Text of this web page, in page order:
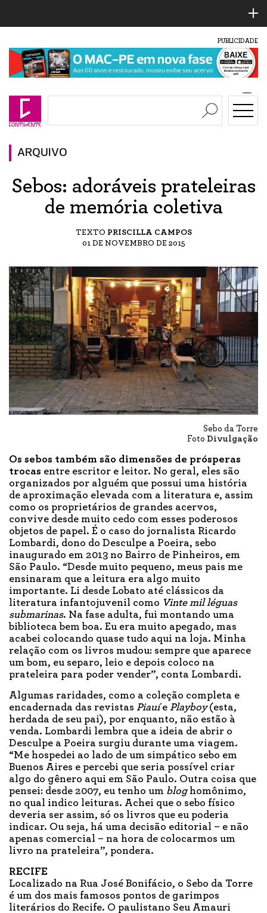
PUBLICIDADE
ARQUIVO
Sebos: adoráveis prateleiras
de memória coletiva
TEXTO PRISCILLA CAMPOS
01 DE NOVEMBRO DE 2015
Sebo da Torre
Foto Divulgação
Os sebos também são dimensões de prósperas
trocas entre escritor e leitor. No geral, eles são
organizados por alguém que possui uma história
de aproximação elevada com a literatura e, assim
como os proprietários de grandes acervos,
convive desde muito cedo com esses poderosos
objetos de papel. É o caso do jornalista Ricardo
Lombardi, dono do Desculpe a Poeira, sebo
inaugurado em 2013 no Bairro de Pinheiros, em
São Paulo. “Desde muito pequeno, meus pais me
ensinaram que a leitura era algo muito
importante. Li desde Lobato até clássicos da
literatura infantojuvenil como Vinte mil léguas
submarinas. Na fase adulta, fui montando uma
biblioteca bem boa. Eu era muito apegado, mas
acabei colocando quase tudo aqui na loja. Minha
relação com os livros mudou: sempre que aparece
um bom, eu separo, leio e depois coloco na
prateleira para poder vender”, conta Lombardi.
Algumas raridades, como a coleção completa e
encadernada das revistas Piauíe Playboy(esta,
herdada de seu pai), por enquanto, não estão à
venda. Lombardi lembra que a ideia de abrir o
Desculpe a Poeira surgiu durante uma viagem.
“Me hospedei ao lado de um simpático sebo em
Buenos Aires e percebi que seria possível criar
algo do gênero aqui em São Paulo. Outra coisa que
pensei: desde 2007, eu tenho um bloghomônimo,
no qual indico leituras. Achei que o sebo físico
deveria ser assim, só os livros que eu poderia
indicar. Ou seja, há uma decisão editorial – e não
apenas comercial – na hora de colocarmos um
livro na prateleira”, pondera.
RECIFE
Localizado na Rua José Bonifácio, o Sebo da Torre
é um dos mais famosos pontos de garimpos
literários do Recife. O paulistano Seu Amauri